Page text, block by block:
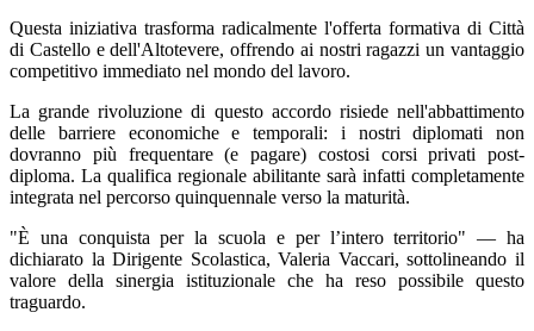
Questa iniziativa trasforma radicalmente l'offerta formativa di Città
di Castello e dell'Altotevere, offrendo ai nostri ragazzi un vantaggio
competitivo immediato nel mondo del lavoro.
La grande rivoluzione di questo accordo risiede nell'abbattimento
delle barriere economiche e temporali: i nostri diplomati non
dovranno più frequentare (e pagare) costosi corsi privati post-
diploma. La qualifica regionale abilitante sarà infatti completamente
integrata nel percorso quinquennale verso la maturità.
"È una conquista per la scuola e per l’intero territorio" — ha
dichiarato la Dirigente Scolastica, Valeria Vaccari, sottolineando il
valore della sinergia istituzionale che ha reso possibile questo
traguardo.